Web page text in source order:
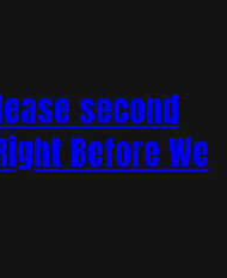
second
Before We